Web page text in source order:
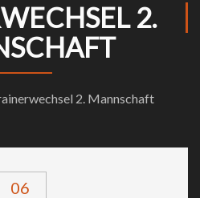
2.
2. Mannschaft
06